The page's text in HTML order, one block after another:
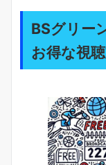
BSグリー
お得な視